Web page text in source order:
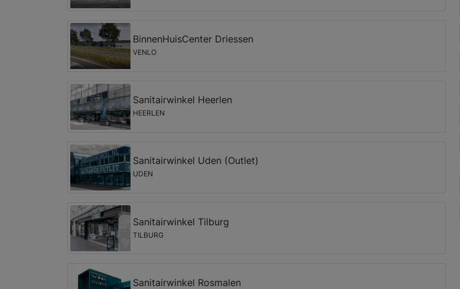
BinnenHuisCenter Driessen
VENLO
Sanitairwinkel Heerlen
HEERLEN
Sanitairwinkel Uden (Outlet)
UDEN
Sanitairwinkel Tilburg
TILBURG
Sanitairwinkel Rosmalen